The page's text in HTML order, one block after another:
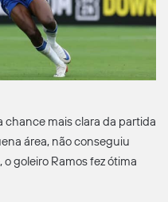
chance mais clara da partida
área, não conseguiu
goleiro Ramos fez ótima